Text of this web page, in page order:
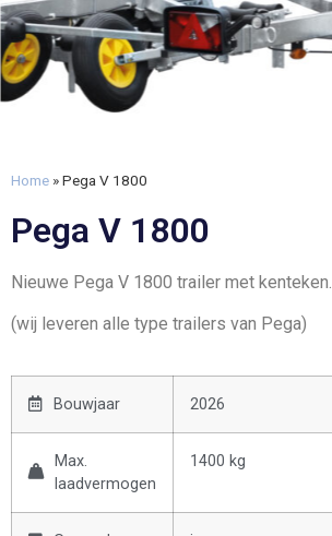
Home »Pega V 1800
Pega V 1800
Nieuwe Pega V 1800 trailer met kenteken.
(wij leveren alle type trailers van Pega)
Bouwjaar 2026
Max.
laadvermogen
1400 kg